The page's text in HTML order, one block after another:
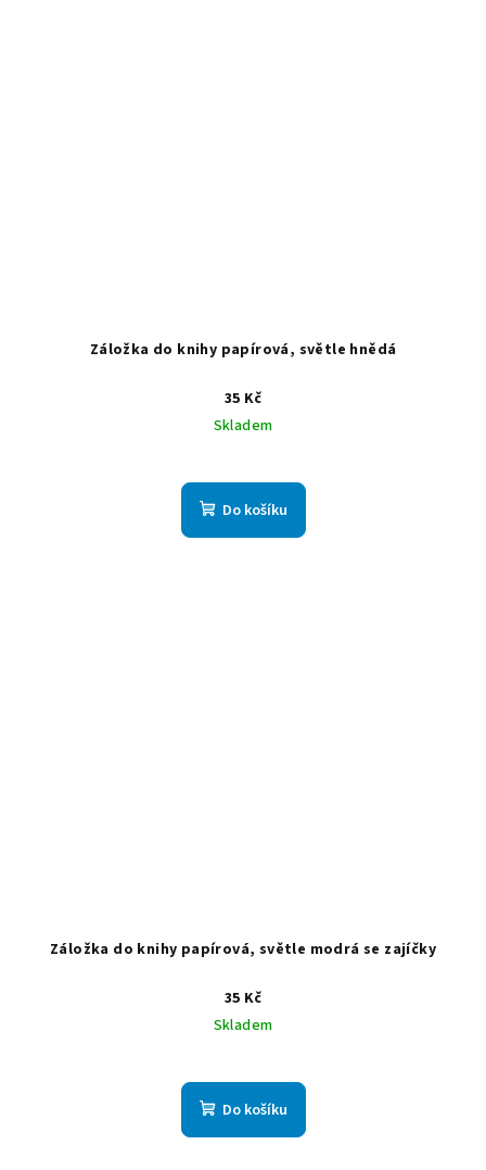
Záložka do knihy papírová, světle hnědá
35 Kč
Skladem
Do košíku
Záložka do knihy papírová, světle modrá se zajíčky
35 Kč
Skladem
Do košíku